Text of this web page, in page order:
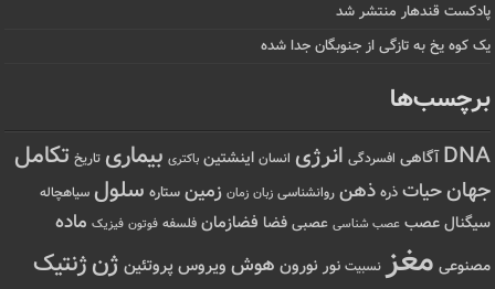
پادکست قندهار منتشر شد
یک کوه یخ به تازگی از جنوبگان جدا شده
برچسب‌ها
DNA آگاهی افسردگی انرژی انسان اینشتین باکتری بیماری تاریخ تکامل
جهانحیات ذره ذهن روانشناسی زبان زمان زمین ستاره سلول سیاهچاله
سیگنال عصب عصب شناسی عصبی فضا فضازمان فلسفه فوتون فیزیک ماده
مصنوعی مغز نسبیت نور نورون هوش ویروس پروتئین ژنژنتیک